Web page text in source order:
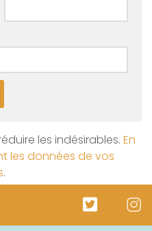
les indésirables. En
les données de vos
.